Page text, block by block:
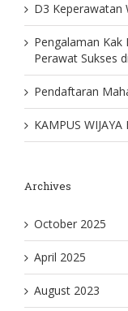
D3 Keperawatan
Pengalaman Kak
Perawat Sukses
Pendaftaran
KAMPUS WIJAYA
Archives
October 2025
April 2025
August 2023